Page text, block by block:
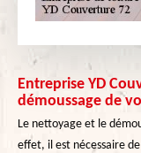
Entreprise YD
démoussage de
Le nettoyage et le
effet, il est nécessaire